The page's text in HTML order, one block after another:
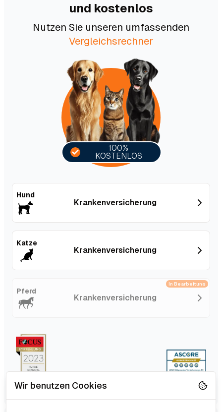
Wir benutzen Cookies
und kostenlos
Nutzen Sie unseren umfassenden
Vergleichsrechner
Hund
Kranken­versicherung
Katze
Kranken­versicherung
In Bearbeitung
Pferd
Kranken­versicherung
100%
KOSTENLOS